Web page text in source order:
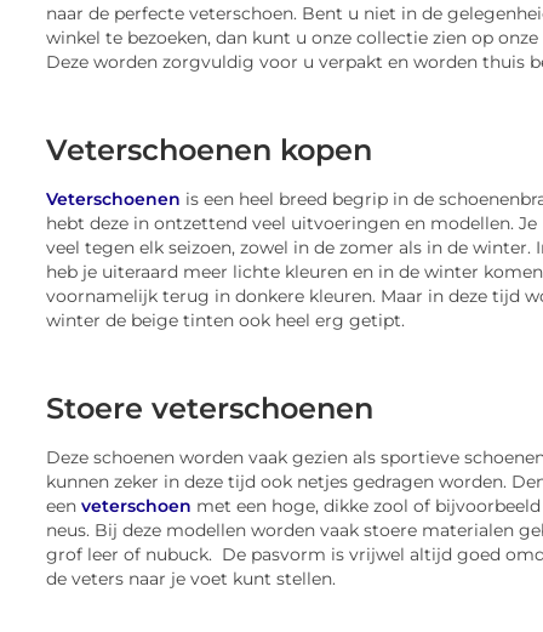
naar de perfecte veterschoen. Bent u niet in de
winkel te bezoeken, dan kunt u onze collectie zien op onze
Deze worden zorgvuldig voor u verpakt en worden thuis
Veterschoenen kopen
Veterschoenen is een heel breed begrip in de
hebt deze in ontzettend veel uitvoeringen en modellen.
veel tegen elk seizoen, zowel in de zomer als in de winter.
heb je uiteraard meer lichte kleuren en in de winter
voornamelijk terug in donkere kleuren. Maar in deze tijd
winter de beige tinten ook heel erg getipt.
Stoere veterschoenen
Deze schoenen worden vaak gezien als sportieve
kunnen zeker in deze tijd ook netjes gedragen worden.
eenveterschoen met een hoge, dikke zool of
neus. Bij deze modellen worden vaak stoere materialen
grof leer of nubuck. De pasvorm is vrijwel altijd goed
de veters naar je voet kunt stellen.